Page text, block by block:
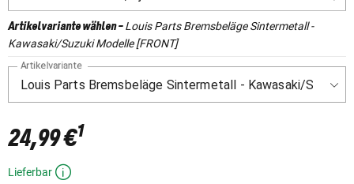
Artikelvariante wählen-Louis Parts Bremsbeläge Sintermetall -
Kawasaki/Suzuki Modelle [FRONT]
Artikelvariante
24,99 €1
Lieferbar